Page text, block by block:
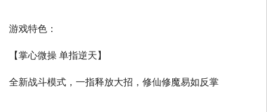
游戏特色：
【掌心微操 单指逆天】
全新战斗模式，一指释放大招，修仙修魔易如反掌